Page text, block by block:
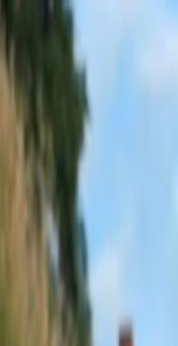
Meniny má Oskar